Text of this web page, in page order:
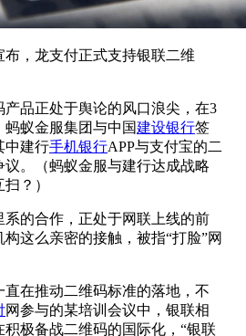
，龙支付正式支持银联二维
品正处于舆论的风口浪尖，在3
蚂蚁金服集团与中国建设银行签
中建行手机银行APP与支付宝的二
。（蚂蚁金服与建行达成战略
？）
的合作，正处于网联上线的前
构这么亲密的接触，被指“打脸”网
在推动二维码标准的落地，不
网参与的某培训会议中，银联相
极备战二维码的国际化，“银联